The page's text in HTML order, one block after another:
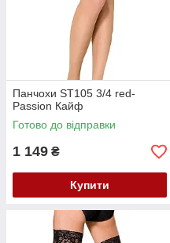
Панчохи ST105 3/4 red-
Passion Кайф
Готово до відправки
1 149 ₴
Купити